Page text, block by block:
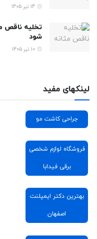
تخلیه ناقص
شود
لینکهای مفید
جراحی کاشت مو
فروشگاه لوازم شخصی
برقی فیدابا
بهترین دکتر ایمپلنت
اصفهان